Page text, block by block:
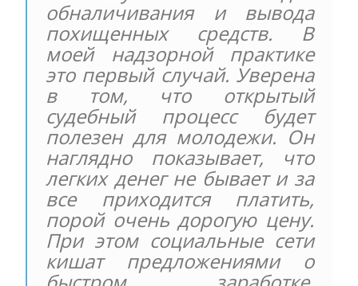
обналичивания и вывода
похищенных средств. В
моей надзорной практике
это первый случай. Уверена
в том, что открытый
судебный процесс будет
полезен для молодежи. Он
наглядно показывает, что
легких денег не бывает и за
все приходится платить,
порой очень дорогую цену.
При этом социальные сети
кишат предложениями о